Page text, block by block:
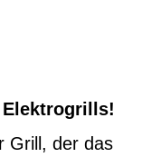
Grill, der das